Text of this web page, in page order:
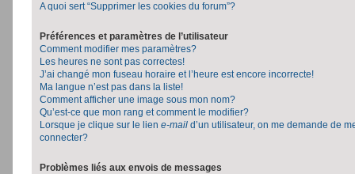
A quoi sert “Supprimer les cookies du forum”?
Préférences et paramètres de l’utilisateur
Comment modifier mes paramètres?
Les heures ne sont pas correctes!
J’ai changé mon fuseau horaire et l’heure est encore incorrecte!
Ma langue n’est pas dans la liste!
Comment afficher une image sous mon nom?
Qu’est-ce que mon rang et comment le modifier?
Lorsque je clique sur le lien e-mail d’un utilisateur, on me demande de
connecter?
Problèmes liés aux envois de messages